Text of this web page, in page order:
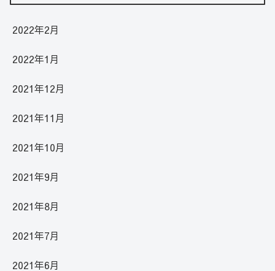
2022年2月
2022年1月
2021年12月
2021年11月
2021年10月
2021年9月
2021年8月
2021年7月
2021年6月